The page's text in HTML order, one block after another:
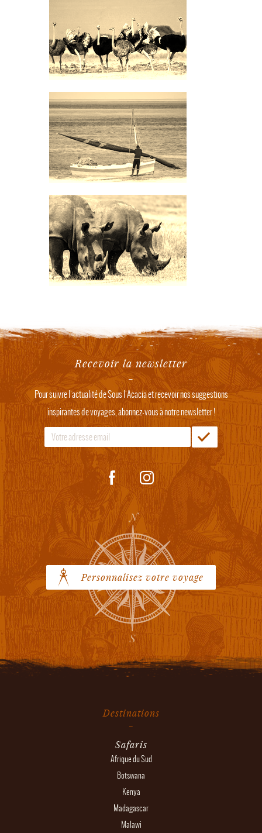
Recevoir la newsletter
Pour suivre l'actualité de Sous l'Acacia et recevoir nos suggestions
inspirantes de voyages, abonnez-vous à notre newsletter !
Personnalisez votre voyage
Destinations
Safaris
Afrique du Sud
Botswana
Kenya
Madagascar
Malawi